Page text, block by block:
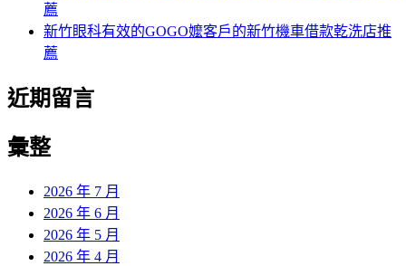
薦
新竹眼科有效的GOGO嬤客戶的新竹機車借款乾洗店推
薦
近期留言
彙整
2026 年 7 月
2026 年 6 月
2026 年 5 月
2026 年 4 月